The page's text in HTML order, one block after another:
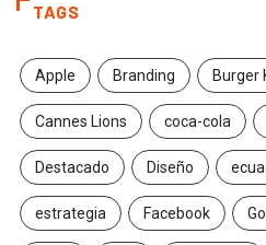
TAGS
Apple Branding Burger
Cannes Lions coca-cola
Destacado Diseño
estrategia Facebook